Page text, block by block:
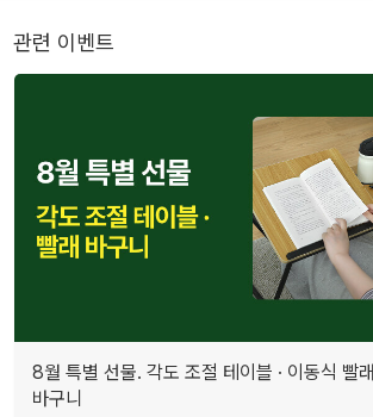
관련 이벤트
8월 특별 선물. 각도 조절 테이블 · 이동식 빨래
바구니